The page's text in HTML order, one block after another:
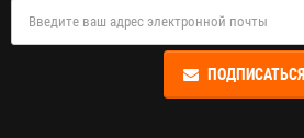
ПОДПИСАТЬСЯ